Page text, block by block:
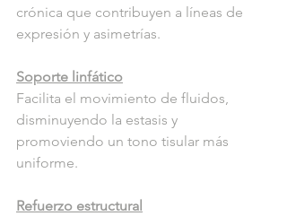
crónica que contribuyen a líneas de
expresión y asimetrías.
Soporte linfático
Facilita el movimiento de fluidos,
disminuyendo la estasis y
promoviendo un tono tisular más
uniforme.
Refuerzo estructural